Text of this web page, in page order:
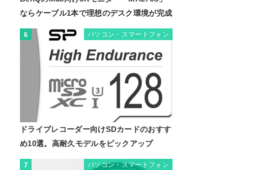
ならケーブル1本で理想のデスク環境が完成
6 パソコン・スマートフォン
ドライブレコーダー向けSDカードのおすす
め10選。高耐久モデルをピックアップ
7 パソコン・スマートフォン